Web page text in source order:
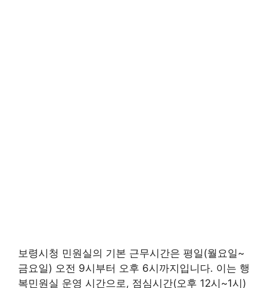
보령시청 민원실의 기본 근무시간은 평일(월요일~
금요일) 오전 9시부터 오후 6시까지입니다. 이는 행
복민원실 운영 시간으로, 점심시간(오후 12시~1시)